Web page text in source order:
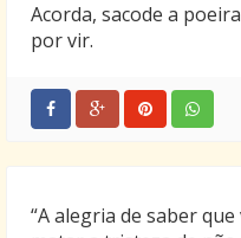
Acorda, sacode a
por vir.
“A alegria de saber